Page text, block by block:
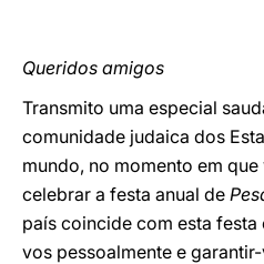
Queridos amigos
Transmito uma especial
comunidade judaica dos
mundo, no momento em
celebrar a festa anual de
país coincide com esta
vos pessoalmente e